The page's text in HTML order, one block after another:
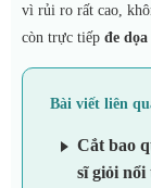
vì rủi ro rất cao,
còn trực tiếp đe
Bài viết liên
Cắt bao
sĩ giỏi nổi